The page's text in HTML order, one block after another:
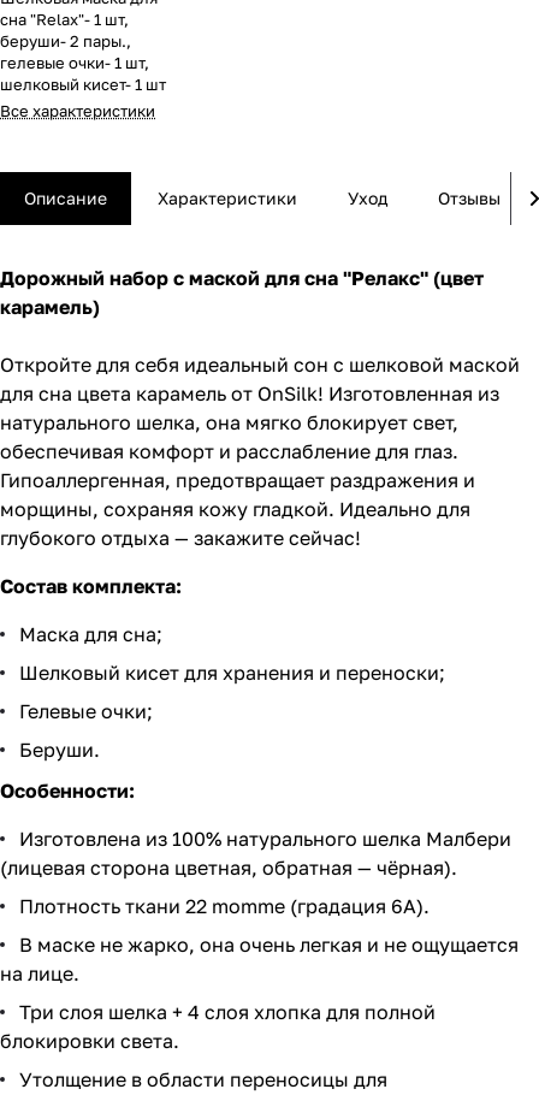
сна "Relax"- 1 шт,
беруши- 2 пары.,
гелевые очки- 1 шт,
шелковый кисет- 1 шт
Все характеристики
Описание Характеристики Уход Отзывы
Дорожный набор с маской для сна "Релакс" (цвет
карамель)
Откройте для себя идеальный сон с шелковой маской
для сна цвета карамель от OnSilk! Изготовленная из
натурального шелка, она мягко блокирует свет,
обеспечивая комфорт и расслабление для глаз.
Гипоаллергенная, предотвращает раздражения и
морщины, сохраняя кожу гладкой. Идеально для
глубокого отдыха — закажите сейчас!
Состав комплекта:
Маска для сна;
Шелковый кисет для хранения и переноски;
Гелевые очки;
Беруши.
Особенности:
Изготовлена из 100% натурального шелка Малбери
(лицевая сторона цветная, обратная — чёрная).
Плотность ткани 22 momme (градация 6А).
В маске не жарко, она очень легкая и не ощущается
на лице.
Три слоя шелка + 4 слоя хлопка для полной
блокировки света.
Утолщение в области переносицы для